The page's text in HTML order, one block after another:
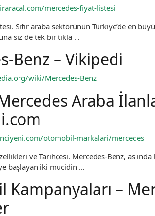
mercedes-fiyat-listesi
Sıfır araba sektörünün Türkiye’de en
siz de tek bir tıkla …
Benz – Vikipedi
wiki/Mercedes-Benz
Araba
otomobil-markalari/mercedes
ve Tarihçesi. Mercedes-Benz,
başlayan iki mucidin …
Kampanyaları –